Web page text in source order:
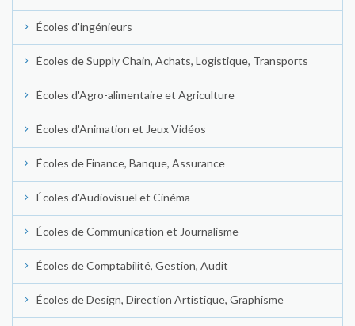
Écoles d'ingénieurs
Écoles de Supply Chain, Achats, Logistique, Transports
Écoles d'Agro-alimentaire et Agriculture
Écoles d'Animation et Jeux Vidéos
Écoles de Finance, Banque, Assurance
Écoles d'Audiovisuel et Cinéma
Écoles de Communication et Journalisme
Écoles de Comptabilité, Gestion, Audit
Écoles de Design, Direction Artistique, Graphisme